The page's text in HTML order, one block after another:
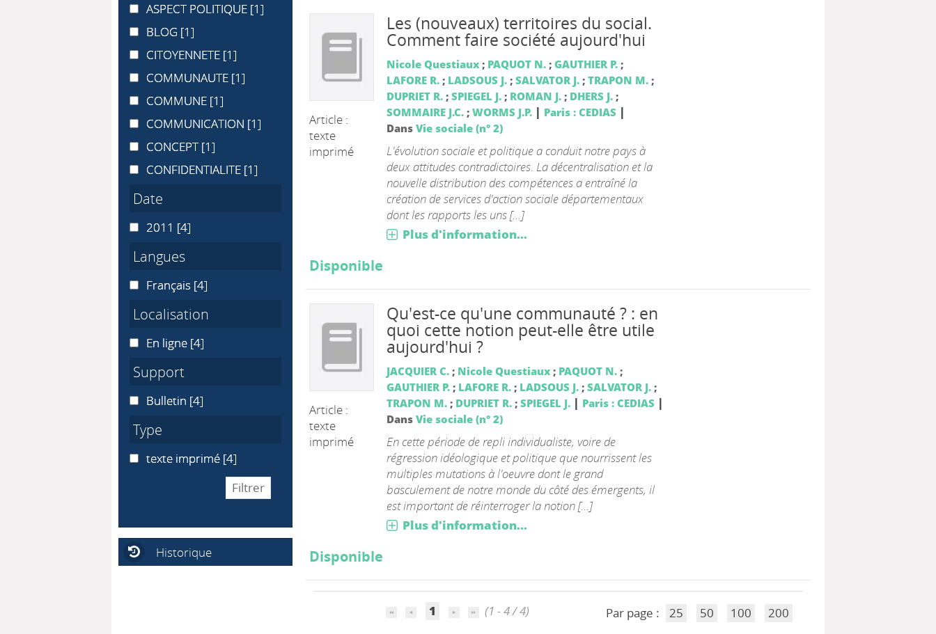
Article :
texte
imprimé
Les (nouveaux) territoires du social.
Comment faire société aujourd'hui
Nicole Questiaux; PAQUOT N.; GAUTHIER P.;
LAFORE R.; LADSOUS J.; SALVATOR J.; TRAPON M.;
DUPRIET R.; SPIEGEL J.; ROMAN J.; DHERS J.;
SOMMAIRE J.C.; WORMS J.P. | Paris : CEDIAS |
Dans Vie sociale (n° 2)
L'évolution sociale et politique a conduit notre pays à
deux attitudes contradictoires. La décentralisation et la
nouvelle distribution des compétences a entraîné la
création de services d'action sociale départementaux
dont les rapports les uns [...]
Plus d'information...
Disponible
Article :
texte
imprimé
Qu'est-ce qu'une communauté ? : en
quoi cette notion peut-elle être utile
aujourd'hui ?
JACQUIER C.; Nicole Questiaux; PAQUOT N.;
GAUTHIER P.; LAFORE R.; LADSOUS J.; SALVATOR J.;
TRAPON M.; DUPRIET R.; SPIEGEL J. | Paris : CEDIAS |
Dans Vie sociale (n° 2)
En cette période de repli individualiste, voire de
régression idéologique et politique que nourrissent les
multiples mutations à l'oeuvre dont le grand
basculement de notre monde du côté des émergents, il
est important de réinterroger la notion [...]
Plus d'information...
Disponible
1 (1 - 4 / 4) Par page : 25 50 100 200
ASPECT POLITIQUE
ASPECT POLITIQUE [1]
BLOGBLOG [1]
CITOYENNETE
CITOYENNETE [1]
COMMUNAUTE
COMMUNAUTE [1]
COMMUNE
COMMUNE [1]
COMMUNICATION
COMMUNICATION [1]
CONCEPT
CONCEPT [1]
CONFIDENTIALITE
CONFIDENTIALITE [1]
Date
20112011 [4]
Langues
Français
Français [4]
Localisation
En ligne
En ligne [4]
Support
Bulletin
Bulletin [4]
Type
texte imprimé
texte imprimé [4]
Historique